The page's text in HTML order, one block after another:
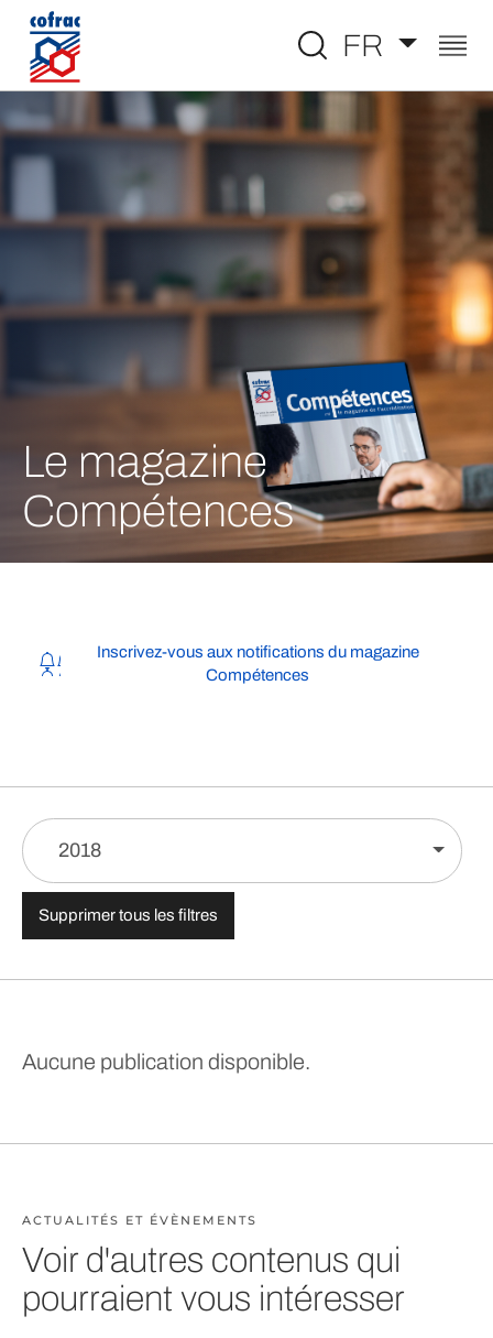
Aller au contenu
FR
Le magazine
Compétences
Inscrivez-vous aux notifications du magazine
Compétences
2018
Supprimer tous les filtres
Aucune publication disponible.
ACTUALITÉS ET ÉVÈNEMENTS
Voir d'autres contenus qui
pourraient vous intéresser